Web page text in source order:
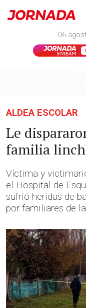
06
ALDEA ESCOLAR
Le
familia
Víctima y
el Hospital de
sufrió heridas de
por familiares de